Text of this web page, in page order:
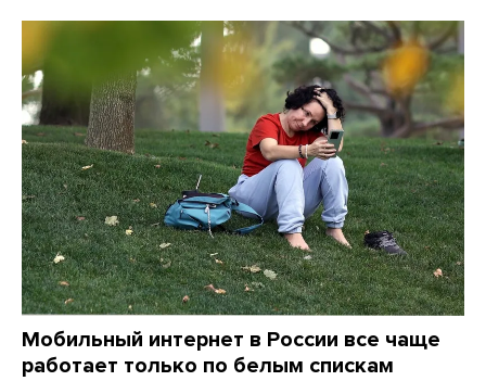
Мобильный интернет в России все чаще
работает только по белым спискам